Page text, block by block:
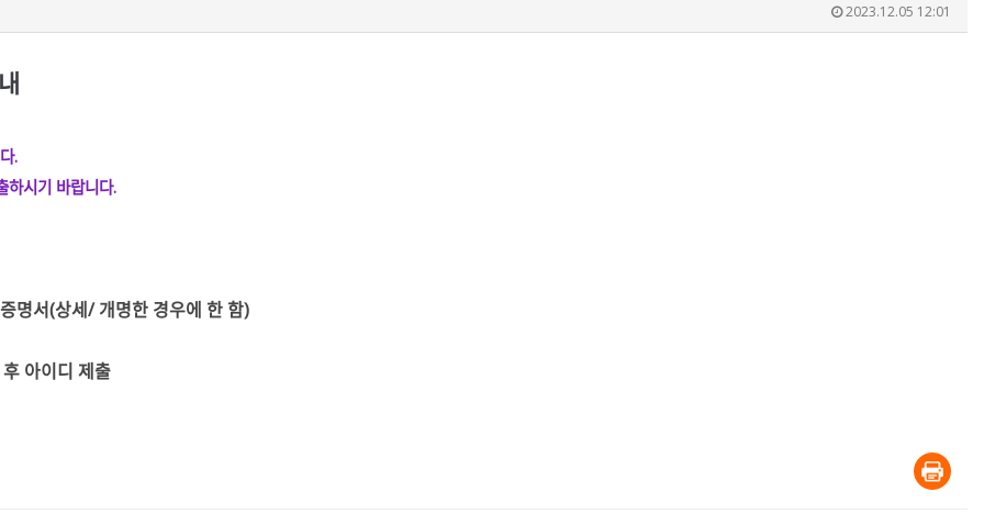
2023.12.05 12:01
.
하시기 바랍니다.
명서(상세/ 개명한 경우에 한 함)
아이디 제출